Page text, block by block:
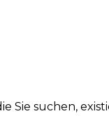
Sie suchen,